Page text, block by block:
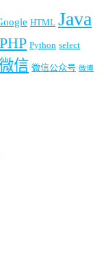
HTML Java
PHP Python select
信 微信公众号 微博